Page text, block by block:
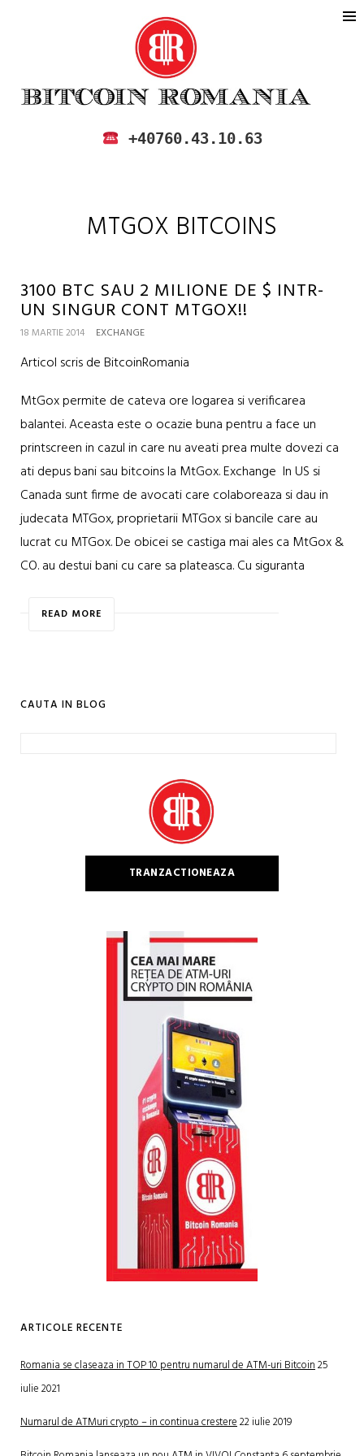
BITCOIN ROMANIA
CUMPARA SI VINDE BITCOIN IN
+40760.43.10.63
MTGOX BITCOINS
3100 BTC SAU 2 MILIONE DE $ INTR-
UN SINGUR CONT MTGOX!!
18 MARTIE 2014 EXCHANGE
Articol scris de BitcoinRomania
MtGox permite de cateva ore logarea si verificarea
balantei. Aceasta este o ocazie buna pentru a face un
printscreen in cazul in care nu aveati prea multe dovezi ca
ati depus bani sau bitcoins la MtGox. Exchange In US si
Canada sunt firme de avocati care colaboreaza si dau in
judecata MTGox, proprietarii MTGox si bancile care au
lucrat cu MTGox. De obicei se castiga mai ales ca MtGox &
CO. au destui bani cu care sa plateasca. Cu siguranta
READ MORE
CAUTA IN BLOG
TRANZACTIONEAZA
ARTICOLE RECENTE
Romania se claseaza in TOP 10 pentru numarul de ATM-uri Bitcoin25
iulie 2021
Numarul de ATMuri crypto – in continua crestere22 iulie 2019